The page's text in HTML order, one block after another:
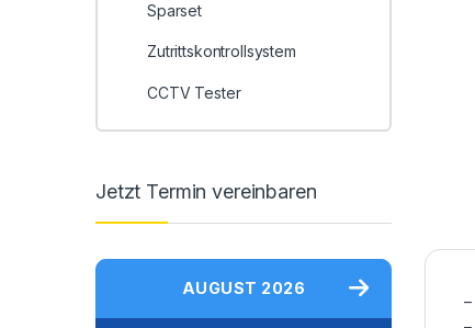
Sparset
Zutrittskontrollsystem
CCTV Tester
Jetzt Termin vereinbaren
AUGUST 2026